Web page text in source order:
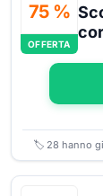
75 %
OFFERTA
🏷️ 28 hanno